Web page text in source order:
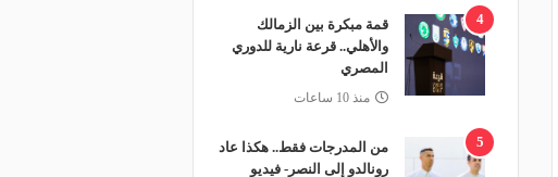
4
قمة مبكرة بين الزمالك
والأهلي.. قرعة نارية للدوري
المصري
منذ 10 ساعات
5
من المدرجات فقط.. هكذا عاد
رونالدو إلى النصر- فيديو